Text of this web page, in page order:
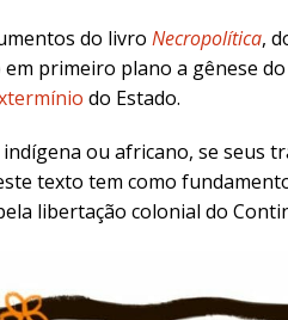
do livro Necropolítica,
em primeiro plano a gênese
do Estado.
ou africano, se seus
texto tem como
libertação colonial do